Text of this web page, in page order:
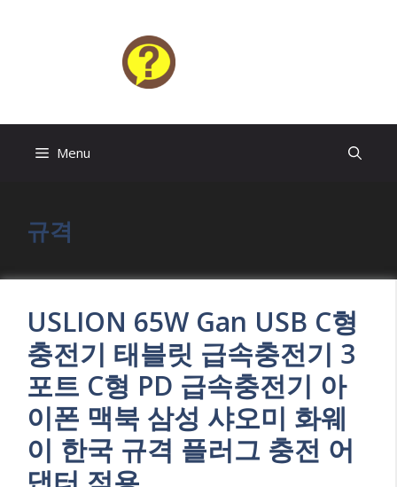
Menu
규격
USLION 65W Gan USB C형
충전기 태블릿 급속충전기 3
포트 C형 PD 급속충전기 아
이폰 맥북 삼성 샤오미 화웨
이 한국 규격 플러그 충전 어